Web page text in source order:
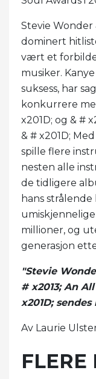
Stevie Wonder
dominert
vært et
musiker.
suksess, har
konkurrere
x201D; og & #
& # x201D;
spille flere
nesten alle
de tidligere
hans
millioner, og
generasjon
"Stevie
# x2013; An
x201D; sendes
Av Laurie
FLERE